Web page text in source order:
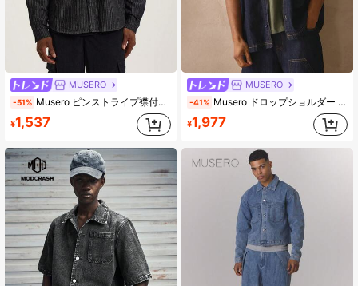
MUSERO
-51% Musero ピンストライプ襟付き長袖ボタン留めデニムジャケット シャツジャケットスタイル ジーンズ生地トップス 春夏
¥1,537
MUSERO
-41% Musero ドロップショルダー 半袖 ボタン付きカラーデニムシャツ シームディテールトップ 春夏必需品
¥1,977